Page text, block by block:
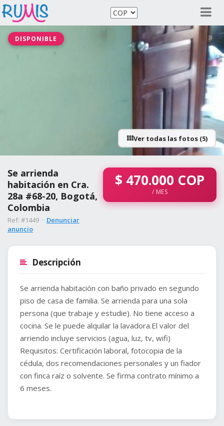
DISPONIBLE
Ver todas las fotos (5)
Se arrienda
habitación en Cra.
28a #68-20, Bogotá,
Colombia
Ref: #1449 · Denunciar
anuncio
$ 470.000 COP
/ MES
Descripción
Se arrienda habitación con baño privado en segundo
piso de casa de familia. Se arrienda para una sola
persona (que trabaje y estudie). No tiene acceso a
cocina. Se le puede alquilar la lavadora.El valor del
arriendo incluye servicios (agua, luz, tv, wifi)
Requisitos: Certificación laboral, fotocopia de la
cédula, dos recomendaciones personales y un fiador
con finca raíz o solvente. Se firma contrato mínimo a
6 meses.